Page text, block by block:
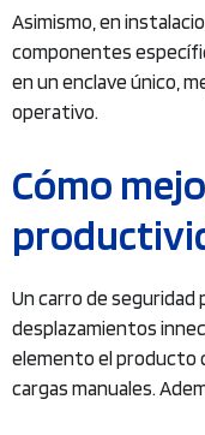
Asimismo, en
componentes
en un enclave único,
operativo.
Cómo
Un carro de
desplazamientos
elemento el producto
cargas manuales.